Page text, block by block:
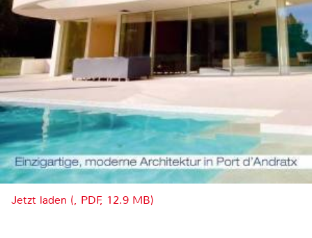
Jetzt laden (, PDF, 12.9 MB)